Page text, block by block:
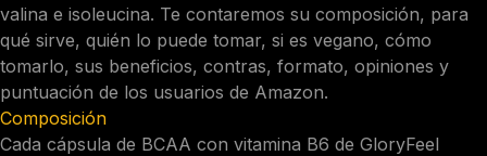
valina e isoleucina. Te contaremos su composición, para
qué sirve, quién lo puede tomar, si es vegano, cómo
tomarlo, sus beneficios, contras, formato, opiniones y
puntuación de los usuarios de Amazon.
Composición
Cada cápsula de BCAA con vitamina B6 de GloryFeel